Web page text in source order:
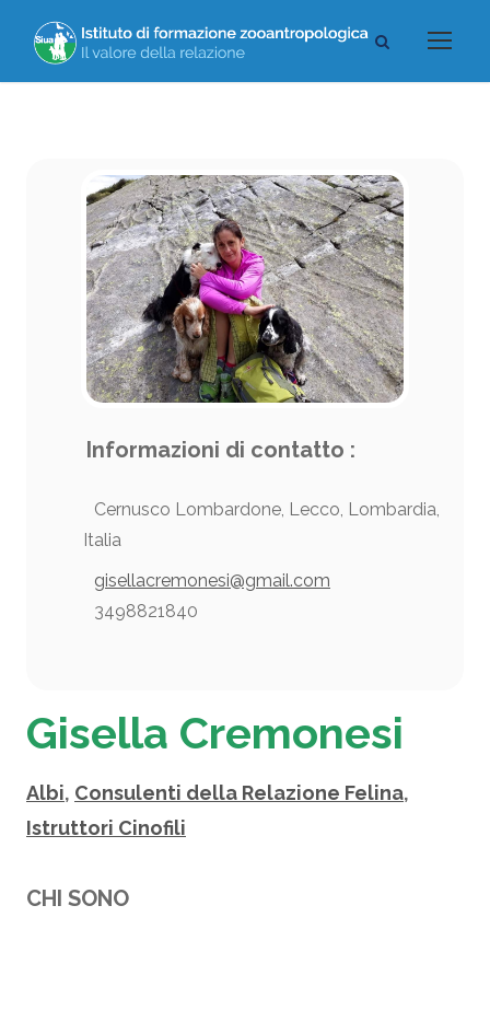
Informazioni di contatto :
Cernusco Lombardone, Lecco, Lombardia,
Italia
gisellacremonesi@gmail.com
3498821840
Gisella Cremonesi
Albi, Consulenti della Relazione Felina,
Istruttori Cinofili
CHI SONO